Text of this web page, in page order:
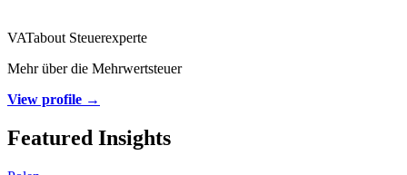
VATabout Steuerexperte
Mehr über die Mehrwertsteuer
View profile →
Featured Insights